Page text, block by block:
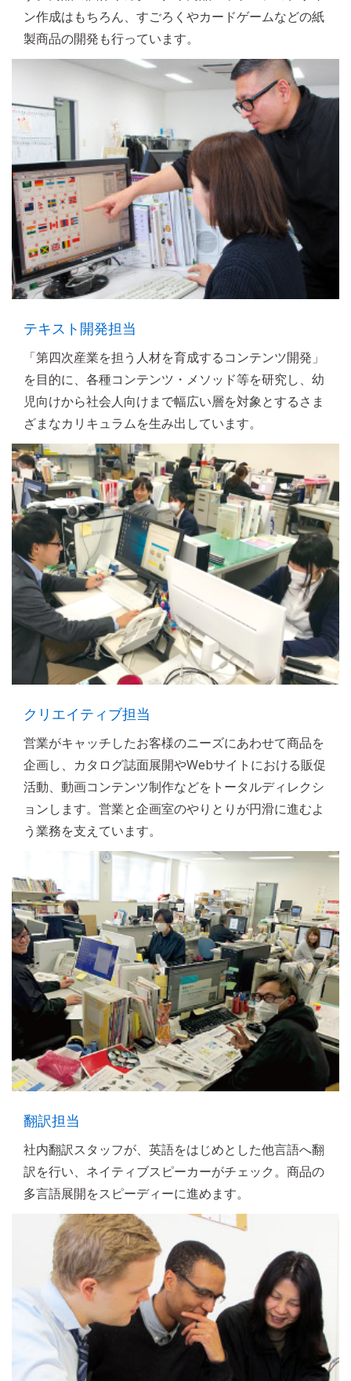
ン作成はもちろん、すごろくやカードゲームなどの紙
製商品の開発も行っています。
テキスト開発担当
「第四次産業を担う人材を育成するコンテンツ開発」
を目的に、各種コンテンツ・メソッド等を研究し、幼
児向けから社会人向けまで幅広い層を対象とするさま
ざまなカリキュラムを生み出しています。
クリエイティブ担当
営業がキャッチしたお客様のニーズにあわせて商品を
企画し、カタログ誌面展開やWebサイトにおける販促
活動、動画コンテンツ制作などをトータルディレクシ
ョンします。営業と企画室のやりとりが円滑に進むよ
う業務を支えています。
翻訳担当
社内翻訳スタッフが、英語をはじめとした他言語へ翻
訳を行い、ネイティブスピーカーがチェック。商品の
多言語展開をスピーディーに進めます。